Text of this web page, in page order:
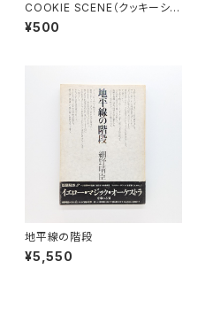
COOKIE SCENE（クッキーシー
ン）Vol.14 2000年7月
¥500
地平線の階段
¥5,550